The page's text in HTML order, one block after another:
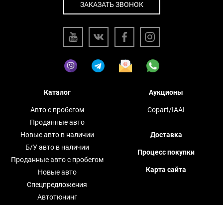
ЗАКАЗАТЬ ЗВОНОК
Каталог
Авто с пробегом
Проданные авто
Новые авто в наличии
Б/У авто в наличии
Проданные авто с пробегом
Новые авто
Спецпредложения
Автотюнинг
Аукционы
Copart/IAAI
Доставка
Процесс покупки
Карта сайта